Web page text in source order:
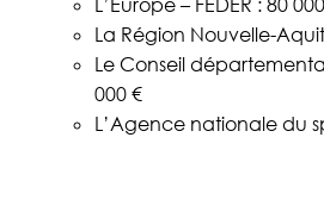
L’Europe – FEDER : 80
La Région Nouvelle-
Le Conseil
000 €
L’Agence nationale du